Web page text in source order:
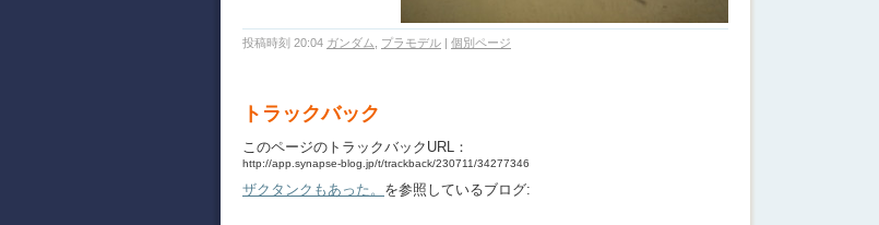
投稿時刻 20:04 ガンダム プラモデル | 個別ページ
トラックバック
このページのトラックバックURL：
http://app.synapse-blog.jp/t/trackback/230711/34277346
ザクタンクもあった。 を参照しているブログ: